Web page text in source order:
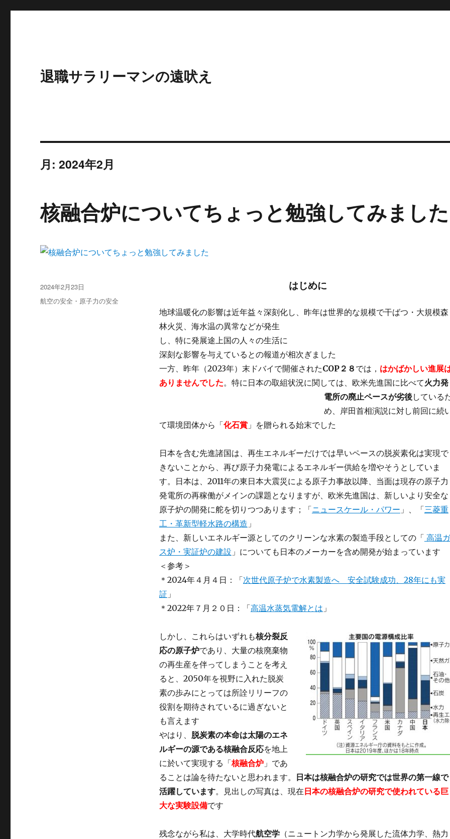
退職サラリーマンの遠吠え
月:2024年2月
核融合炉についてちょっと勉強してみました
はじめに
地球温暖化の影響は近年益々深刻化し、昨年は世界的な規模で干ばつ・大規模森
林火災、海水温の異常などが発生
し、特に発展途上国の人々の生活に
深刻な影響を与えているとの報道が相次ぎました
一方、昨年（2023年）末ドバイで開催されたCOP２８ では， はかばかしい進展
ありませんでした。特に日本の取組状況に関しては、欧米先進国に比べて火力発
電所の廃止ペースが劣後している
め、岸田首相演説に対し前回に続
て環境団体から「化石賞」を贈られる始末でした
日本を含む先進諸国は、再生エネルギーだけでは早いペースの脱炭素化は実現で
きないことから、再び原子力発電によるエネルギー供給を増やそうとしていま
す。日本は、2011年の東日本大震災による原子力事故以降、当面は現存の原子力
発電所の再稼働がメインの課題となりますが、欧米先進国は、新しいより安全な
原子炉の開発に舵を切りつつあります；「ニュースケール・パワー 」、「三菱重
工・革新型軽水路の構造 」
また、新しいエネルギー源としてのクリーンな水素の製造手段としての「 高温ガ
ス炉・実証炉の建設 」についても日本のメーカーを含め開発が始まっています
＜参考＞
＊2024年４月４日：「次世代原子炉で水素製造へ 安全試験成功、28年にも実
証 」
＊2022年７月２０日：「高温水蒸気電解とは 」
しかし、これらはいずれも核分裂反
応の原子炉であり、大量の核廃棄物
の再生産を伴ってしまうことを考え
ると、2050年を視野に入れた脱炭
素の歩みにとっては所詮リリーフの
役割を期待されているに過ぎないと
も言えます
やはり、 脱炭素の本命は太陽のエネ
ルギーの源である核融合反応を地上
に於いて実現する「核融合炉」であ
ることは論を待たないと思われます。
日本は核融合炉の研究では世界の第一線で
活躍しています。見出しの写真は、現在 日本の核融合炉の研究で使われている巨
大な実験設備です
残念ながら私は、大学時代航空学（ニュートン力学から発展した流体力学、熱力
投
稿
日:
2024年2月23日
カ
航空の安全・原子力の安全